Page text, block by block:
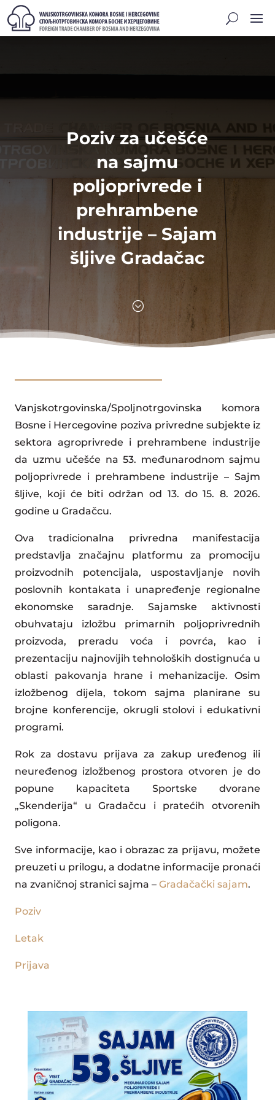
Poziv za učešće
na sajmu
poljoprivrede i
prehrambene
industrije – Sajam
šljive Gradačac
;
Vanjskotrgovinska/Spoljnotrgovinska komora
Bosne i Hercegovine poziva privredne subjekte iz
sektora agroprivrede i prehrambene industrije
da uzmu učešće na 53. međunarodnom sajmu
poljoprivrede i prehrambene industrije – Sajm
šljive, koji će biti održan od 13. do 15. 8. 2026.
godine u Gradačcu.
Ova tradicionalna privredna manifestacija
predstavlja značajnu platformu za promociju
proizvodnih potencijala, uspostavljanje novih
poslovnih kontakata i unapređenje regionalne
ekonomske saradnje. Sajamske aktivnosti
obuhvataju izložbu primarnih poljoprivrednih
proizvoda, preradu voća i povrća, kao i
prezentaciju najnovijih tehnoloških dostignuća u
oblasti pakovanja hrane i mehanizacije. Osim
izložbenog dijela, tokom sajma planirane su
brojne konferencije, okrugli stolovi i edukativni
programi.
Rok za dostavu prijava za zakup uređenog ili
neuređenog izložbenog prostora otvoren je do
popune kapaciteta Sportske dvorane
„Skenderija“ u Gradačcu i pratećih otvorenih
poligona.
Sve informacije, kao i obrazac za prijavu, možete
preuzeti u prilogu, a dodatne informacije pronaći
na zvaničnoj stranici sajma – Gradačački sajam.
Poziv
Letak
Prijava